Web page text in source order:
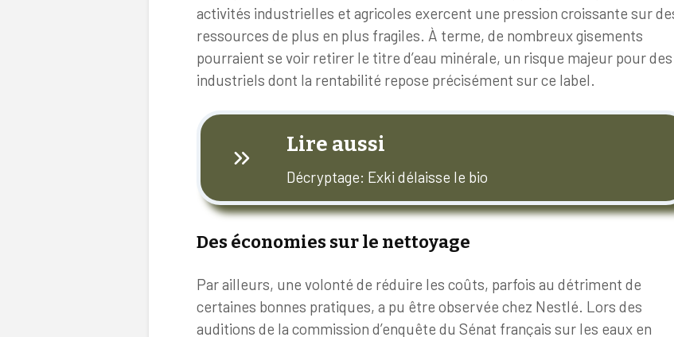
activités industrielles et agricoles exercent une pression croissante sur
ressources de plus en plus fragiles. À terme, de nombreux gisements
pourraient se voir retirer le titre d’eau minérale, un risque majeur pour des
industriels dont la rentabilité repose précisément sur ce label.
Lire aussi
Décryptage: Exki délaisse le bio
Des économies sur le nettoyage
Par ailleurs, une volonté de réduire les coûts, parfois au détriment de
certaines bonnes pratiques, a pu être observée chez Nestlé. Lors des
auditions de la commission d’enquête du Sénat français sur les eaux en